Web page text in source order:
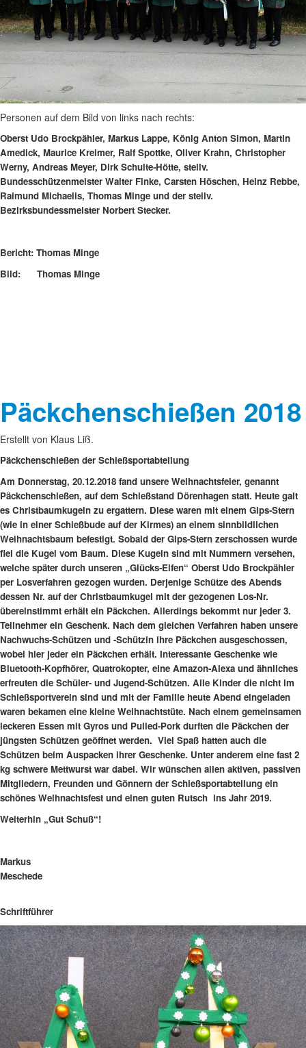
Personen auf dem Bild von links nach rechts:
Oberst Udo Brockpähler, Markus Lappe, König Anton Simon, Martin
Amedick, Maurice Kreimer, Ralf Spottke, Oliver Krahn, Christopher
Werny, Andreas Meyer, Dirk Schulte-Hötte, stellv.
Bundesschützenmeister Walter Finke, Carsten Höschen, Heinz Rebbe,
Raimund Michaelis, Thomas Minge und der stellv.
Bezirksbundessmeister Norbert Stecker.
Bericht: Thomas Minge
Bild: Thomas Minge
Päckchenschießen 2018
Erstellt von Klaus Liß.
Päckchenschießen der Schießsportabteilung
Am Donnerstag, 20.12.2018 fand unsere Weihnachtsfeier, genannt
Päckchenschießen, auf dem Schießstand Dörenhagen statt. Heute galt
es Christbaumkugeln zu ergattern. Diese waren mit einem Gips-Stern
(wie in einer Schießbude auf der Kirmes) an einem sinnbildlichen
Weihnachtsbaum befestigt. Sobald der Gips-Stern zerschossen wurde
fiel die Kugel vom Baum. Diese Kugeln sind mit Nummern versehen,
welche später durch unseren „Glücks-Elfen“ Oberst Udo Brockpähler
per Losverfahren gezogen wurden. Derjenige Schütze des Abends
dessen Nr. auf der Christbaumkugel mit der gezogenen Los-Nr.
übereinstimmt erhält ein Päckchen. Allerdings bekommt nur jeder 3.
Teilnehmer ein Geschenk. Nach dem gleichen Verfahren haben unsere
Nachwuchs-Schützen und -Schützin ihre Päckchen ausgeschossen,
wobei hier jeder ein Päckchen erhält. Interessante Geschenke wie
Bluetooth-Kopfhörer, Quatrokopter, eine Amazon-Alexa und ähnliches
erfreuten die Schüler- und Jugend-Schützen. Alle Kinder die nicht im
Schießsportverein sind und mit der Familie heute Abend eingeladen
waren bekamen eine kleine Weihnachtstüte. Nach einem gemeinsamen
leckeren Essen mit Gyros und Pulled-Pork durften die Päckchen der
jüngsten Schützen geöffnet werden. Viel Spaß hatten auch die
Schützen beim Auspacken ihrer Geschenke. Unter anderem eine fast 2
kg schwere Mettwurst war dabei. Wir wünschen allen aktiven, passiven
Mitgliedern, Freunden und Gönnern der Schießsportabteilung ein
schönes Weihnachtsfest und einen guten Rutsch ins Jahr 2019.
Weiterhin „Gut Schuß“!
Markus
Schriftführer